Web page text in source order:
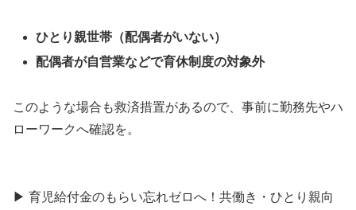
ひとり親世帯（配偶者がいない）
配偶者が自営業などで育休制度の対象外
このような場合も救済措置があるので、事前に勤務先やハ
ローワークへ確認を。
▶ 育児給付金のもらい忘れゼロへ！共働き・ひとり親向